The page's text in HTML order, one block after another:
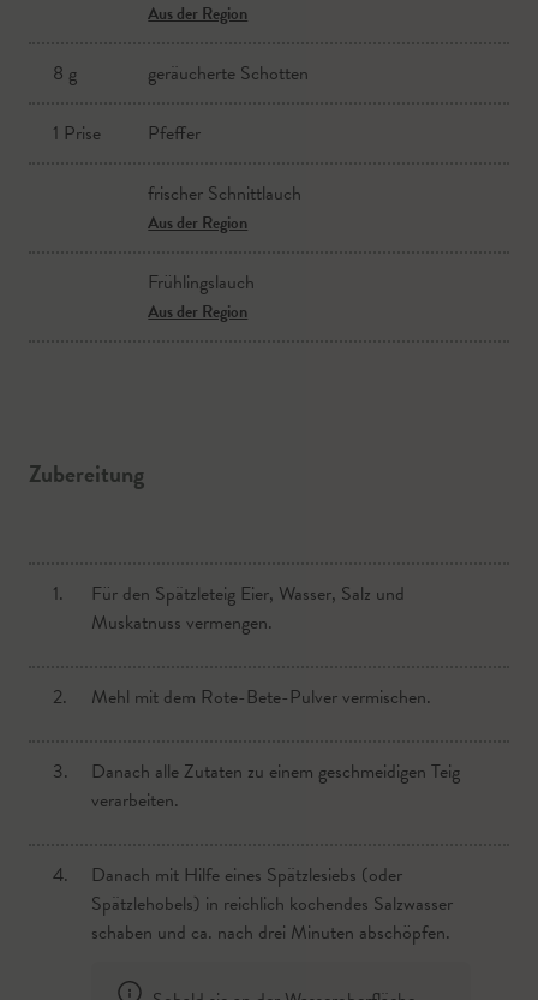
Aus der Region
8 g geräucherte Schotten
1 Prise Pfeffer
frischer Schnittlauch
Aus der Region
Frühlingslauch
Aus der Region
Zubereitung
1.
Für den Spätzleteig Eier, Wasser, Salz und
Muskatnuss vermengen.
2. Mehl mit dem Rote-Bete-Pulver vermischen.
3.
Danach alle Zutaten zu einem geschmeidigen Teig
verarbeiten.
4.
Danach mit Hilfe eines Spätzlesiebs (oder
Spätzlehobels) in reichlich kochendes Salzwasser
schaben und ca. nach drei Minuten abschöpfen.